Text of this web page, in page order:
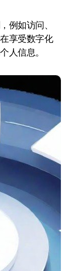
例如访问、
享受数字化
人信息。